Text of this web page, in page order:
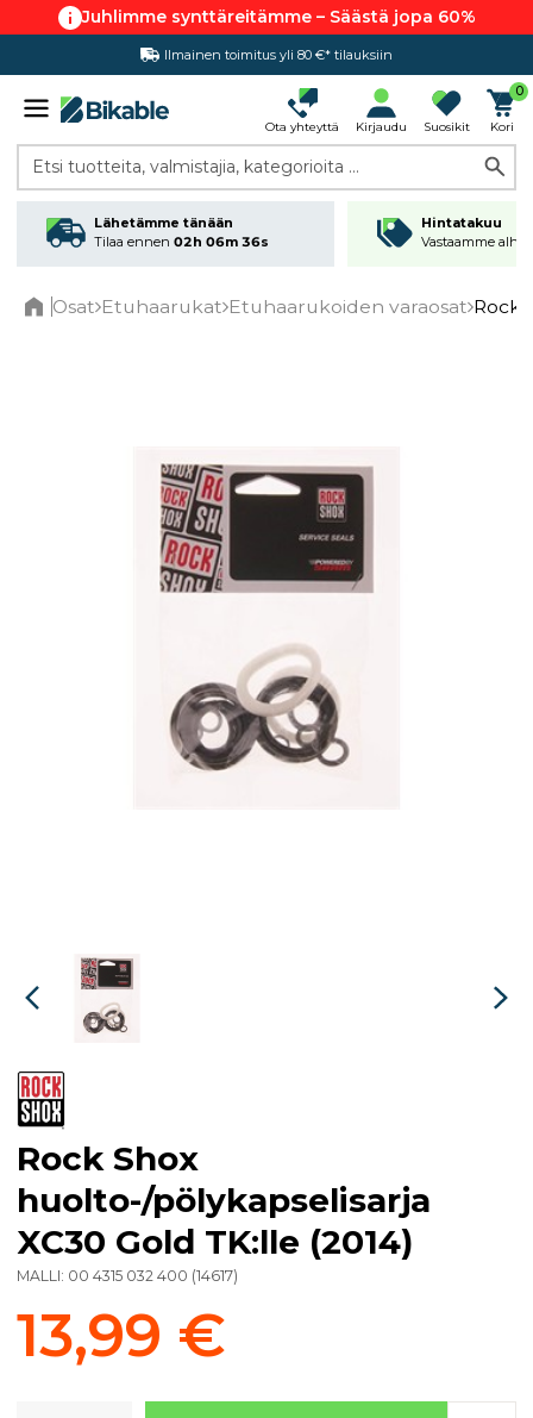
Juhlimme synttäreitämme – Säästä jopa 60%
Ilmainen toimitus yli 80 €* tilauksiin
Ota yhteyttä Kirjaudu Suosikit
0
Kori
Etsi tuotteita, valmistajia, kategorioita ...
Lähetämme tänään
Tilaa ennen 02h 06m 36s
Hintatakuu
Vastaamme
Osat Etuhaarukat Etuhaarukoiden varaosat Rock
Rock Shox
huolto-/pölykapselisarja
XC30 Gold TK:lle (2014)
MALLI: 00 4315 032 400 (14617)
13,99 €